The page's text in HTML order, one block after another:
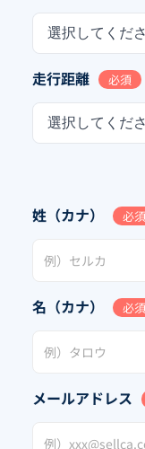
選択してくだ
走行距離 必須
選択してくだ
姓（カナ） 必須
名（カナ） 必須
メールアドレス